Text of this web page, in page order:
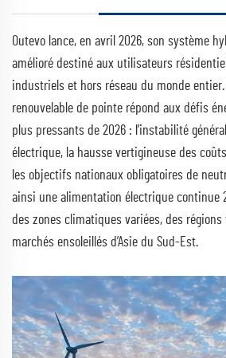
Outevo lance, en avril 2026, son système
amélioré destiné aux utilisateurs
industriels et hors réseau du monde entier.
renouvelable de pointe répond aux défis
plus pressants de 2026 : l’instabilité
électrique, la hausse vertigineuse des
les objectifs nationaux obligatoires de
ainsi une alimentation électrique continue
des zones climatiques variées, des régions
marchés ensoleillés d’Asie du Sud-Est.